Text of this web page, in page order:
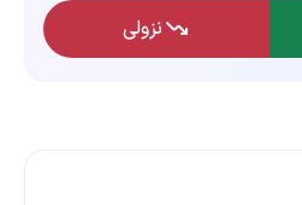
نزولی